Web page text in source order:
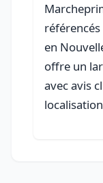
en
offre un
avec avis